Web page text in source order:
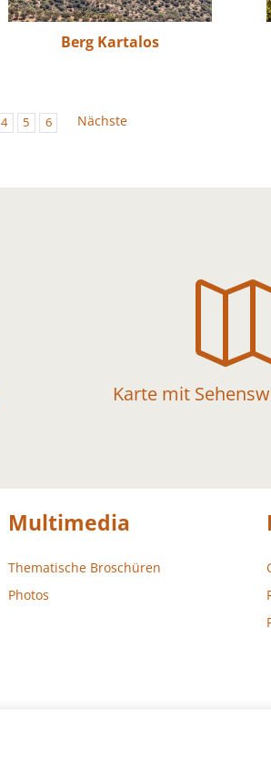
Berg Kartalos
4 5 6 Nächste
Karte mit
Multimedia
Thematische Broschüren
Photos